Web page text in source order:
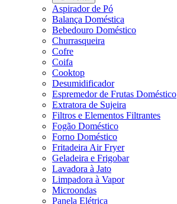
Aspirador de Pó
Balança Doméstica
Bebedouro Doméstico
Churrasqueira
Cofre
Coifa
Cooktop
Desumidificador
Espremedor de Frutas Doméstico
Extratora de Sujeira
Filtros e Elementos Filtrantes
Fogão Doméstico
Forno Doméstico
Fritadeira Air Fryer
Geladeira e Frigobar
Lavadora à Jato
Limpadora à Vapor
Microondas
Panela Elétrica